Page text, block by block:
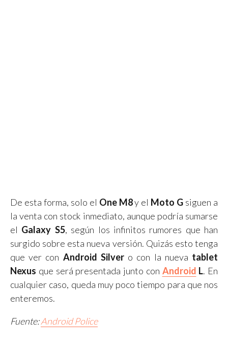
De esta forma, solo el One M8y el Moto G siguen a
la venta con stock inmediato, aunque podría sumarse
el Galaxy S5, según los infinitos rumores que han
surgido sobre esta nueva versión. Quizás esto tenga
que ver con Android Silvero con la nueva tablet
Nexus que será presentada junto con Android L. En
cualquier caso, queda muy poco tiempo para que nos
enteremos.
Fuente:Android Police